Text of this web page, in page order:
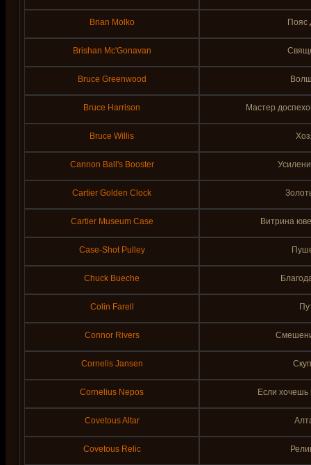
Brian Molko Пояс
Brishan Mc'Gonavan
Bruce Greenwood
Bruce Harrison Мастер
Bruce Willis
Cannon Ball's Booster
Cartier Golden Clock
Cartier Museum Case Витрина
Case-Shot Pulley
Chuck Bueche
Colin Farell
Connor Rivers
Cornelis Jansen
Cornelius Nepos Если хочешь
Covetous Altar
Covetous Relic